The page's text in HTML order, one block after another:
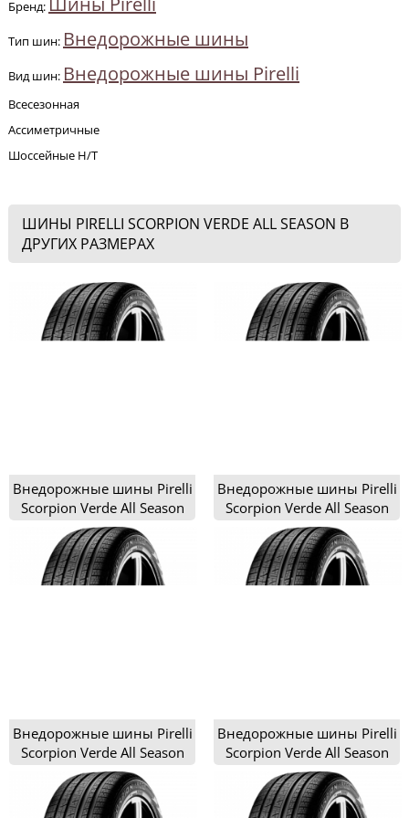
Бренд:
Тип шин: Внедорожные шины
Вид шин: Внедорожные шины Pirelli
Всесезонная
Ассиметричные
Шоссейные H/T
ШИНЫ PIRELLI SCORPION VERDE ALL SEASON В
ДРУГИХ РАЗМЕРАХ
Внедорожные шины Pirelli
Scorpion Verde All Season
215/60R17
Внедорожные шины Pirelli
Scorpion Verde All Season
215/65R16
Внедорожные шины Pirelli
Scorpion Verde All Season
225/65R17
Внедорожные шины Pirelli
Scorpion Verde All Season
235/55R17